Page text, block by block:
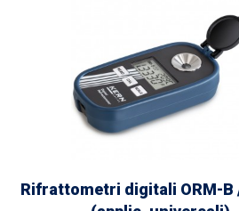
Rifrattometri digitali ORM-B